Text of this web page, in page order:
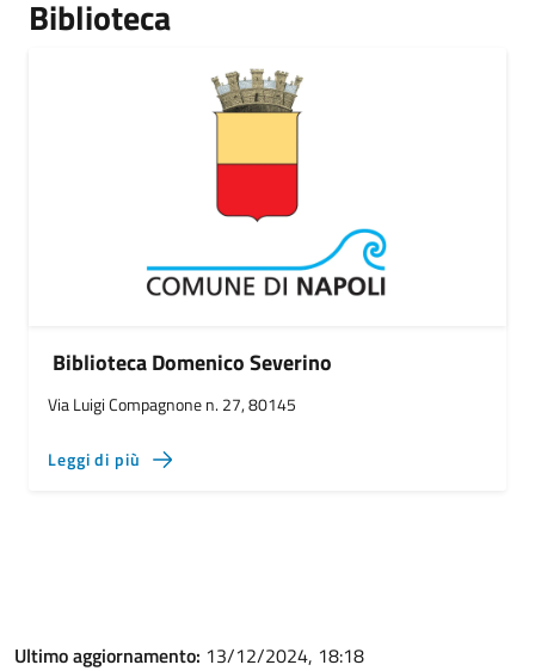
Biblioteca
Biblioteca Domenico Severino
Via Luigi Compagnone n. 27, 80145
Leggi di più
Ultimo aggiornamento: 13/12/2024, 18:18